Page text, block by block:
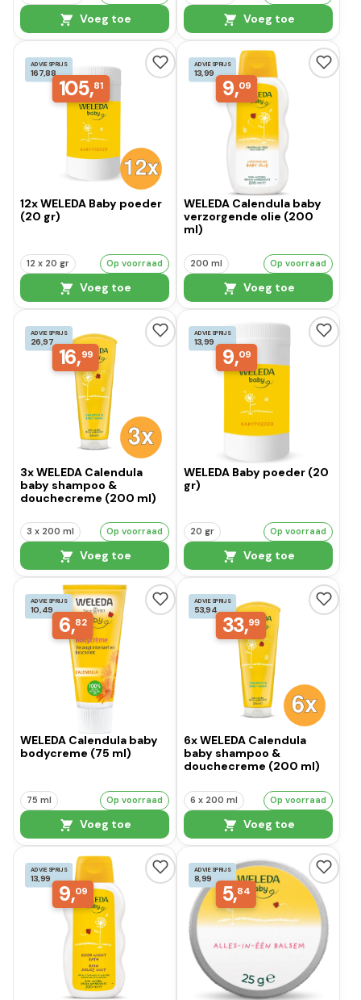
Voeg toe Voeg toe
ADVIESPRIJS
167,88
105,81
12x WELEDA Baby poeder
(20 gr)
12 x 20 gr Op voorraad
Voeg toe
ADVIESPRIJS
13,99
9,09
WELEDA Calendula baby
verzorgende olie (200
ml)
200 ml Op voorraad
Voeg toe
ADVIESPRIJS
26,97
16,99
3x WELEDA Calendula
baby shampoo &
douchecreme (200 ml)
3 x 200 ml Op voorraad
Voeg toe
ADVIESPRIJS
13,99
9,09
WELEDA Baby poeder (20
gr)
20 gr Op voorraad
Voeg toe
ADVIESPRIJS
10,49
6,82
WELEDA Calendula baby
bodycreme (75 ml)
75 ml Op voorraad
Voeg toe
ADVIESPRIJS
53,94
33,99
6x WELEDA Calendula
baby shampoo &
douchecreme (200 ml)
6 x 200 ml Op voorraad
Voeg toe
ADVIESPRIJS
13,99
9,09
ADVIESPRIJS
8,99
5,84